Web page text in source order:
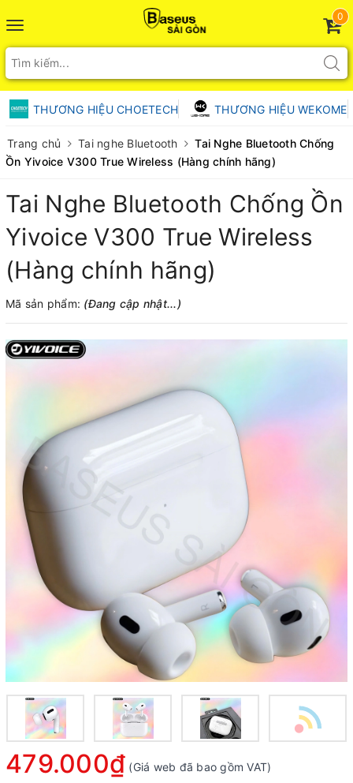
Toggle
navigation
0
THƯƠNG HIỆU CHOETECH THƯƠNG HIỆU WEKOME
Trang chủ Tai nghe Bluetooth
Tai Nghe Bluetooth Chống
Ồn Yivoice V300 True Wireless (Hàng chính hãng)
Tai Nghe Bluetooth Chống Ồn
Yivoice V300 True Wireless
(Hàng chính hãng)
Mã sản phẩm: (Đang cập nhật...)
479.000₫ (Giá web đã bao gồm VAT)